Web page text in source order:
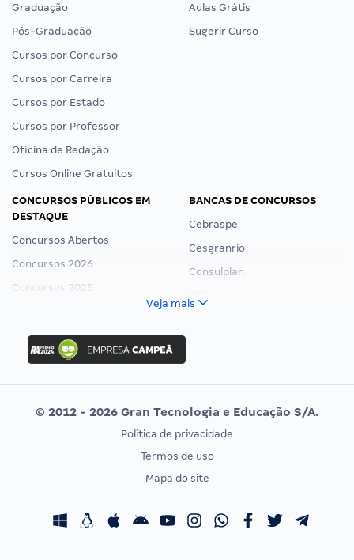
Graduação
Pós-Graduação
Cursos por Concurso
Cursos por Carreira
Cursos por Estado
Cursos por Professor
Oficina de Redação
Cursos Online Gratuitos
Aulas Grátis
Sugerir Curso
CONCURSOS PÚBLICOS EM
DESTAQUE
Concursos Abertos
Concursos 2026
Concursos 2025
Concurso Nacional Unificado
Concurso Ibama
Concurso MPU
Editais publicados
BANCAS DE CONCURSOS
Cebraspe
Cesgranrio
Consulplan
Vunesp
CONCURSOS POR PROFISSÃO
Concursos Fiscais
EXAME DE ORDEM
Calendário OAB
Veja mais
© 2012 - 2026 Gran Tecnologia e Educação S/A.
Política de privacidade
Termos de uso
Mapa do site